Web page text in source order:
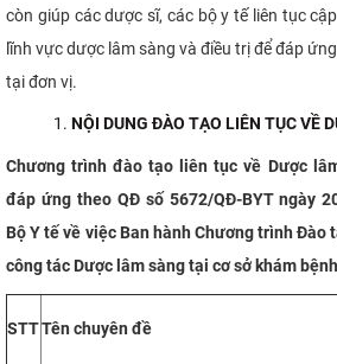
HTQT
CỰU NGƯỜI HỌC
còn giúp các dược sĩ, các bộ y tế liên tục
lĩnh vực dược lâm sàng và điều trị để đáp
tại đơn vị.
NỘI DUNG ĐÀO TẠO LIÊN TỤC VỀ
Chương trình đào tạo liên tục về Dược
đáp ứng theo QĐ số 5672/QĐ-BYT ngày
Bộ Y tế về việc Ban hành Chương trình
công tác Dược lâm sàng tại cơ sở khám
STTTên chuyên đề